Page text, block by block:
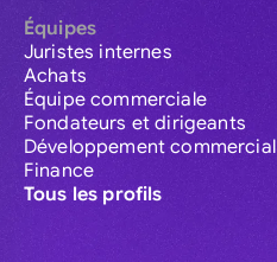
Équipes
Juristes internes
Achats
Équipe commerciale
Fondateurs et dirigeants
Développement commercial
Finance
Tous les profils